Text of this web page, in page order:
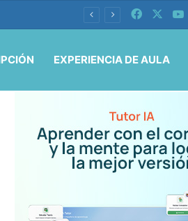
Facebook
EXPERIENCIA DE AULA